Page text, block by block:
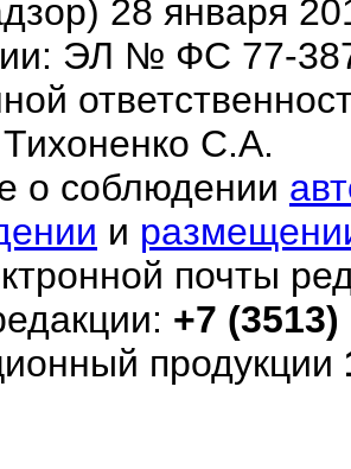
28 января
ЭЛ № ФС 77-
С.А.
о соблюдении
и
почты
+7
продукции